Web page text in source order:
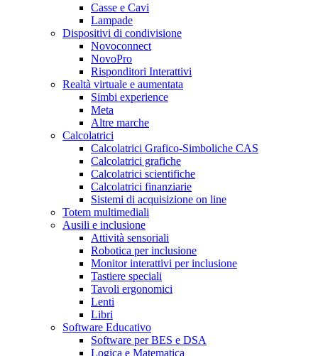
Casse e Cavi
Lampade
Dispositivi di condivisione
Novoconnect
NovoPro
Risponditori Interattivi
Realtà virtuale e aumentata
Simbi experience
Meta
Altre marche
Calcolatrici
Calcolatrici Grafico-Simboliche CAS
Calcolatrici grafiche
Calcolatrici scientifiche
Calcolatrici finanziarie
Sistemi di acquisizione on line
Totem multimediali
Ausili e inclusione
Attività sensoriali
Robotica per inclusione
Monitor interattivi per inclusione
Tastiere speciali
Tavoli ergonomici
Lenti
Libri
Software Educativo
Software per BES e DSA
Logica e Matematica